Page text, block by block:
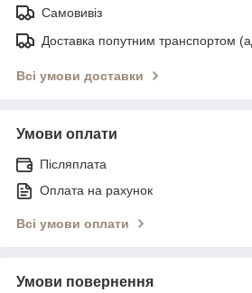
Самовивіз
Доставка попутним транспортом
Всі умови доставки
Умови оплати
Післяплата
Оплата на рахунок
Всі умови оплати
Умови повернення